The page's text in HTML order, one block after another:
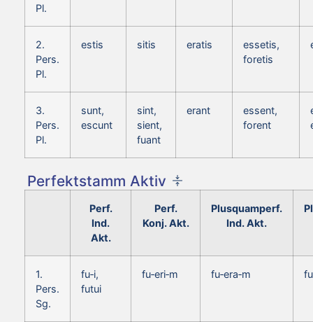
Pl.
2.
Pers.
Pl.
estis sitis eratis
essetis,
foretis
3.
Pers.
Pl.
sunt,
escunt
sint,
sient,
fuant
erant
essent,
forent
Perfektstamm Aktiv
Perf.
Ind.
Akt.
Perf.
Konj. Akt.
Plusquamperf.
Ind. Akt.
1.
Pers.
Sg.
fu‑i,
futui
fu‑eri‑m fu‑era‑m